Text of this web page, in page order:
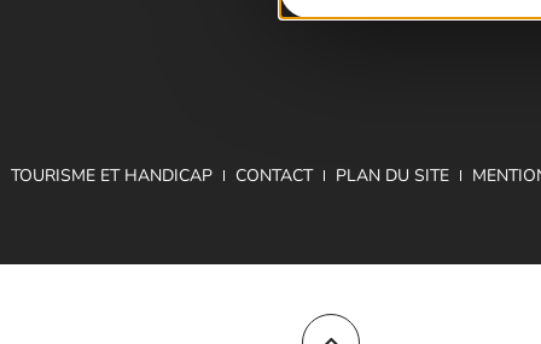
TOURISME ET HANDICAP CONTACT PLAN DU SITE